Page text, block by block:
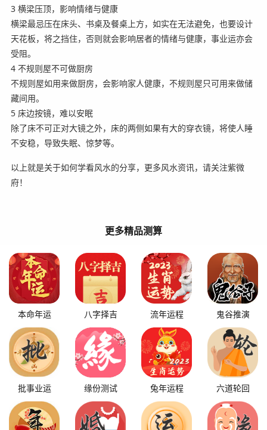
3 横梁压顶，影响情绪与健康
横梁最忌压在床头、书桌及餐桌上方，如实在无法避免，也要设计
天花板，将之挡住，否则就会影响居者的情绪与健康，事业运亦会
受阻。
4 不规则屋不可做厨房
不规则屋如用来做厨房，会影响家人健康，不规则屋只可用来做储
藏间用。
5 床边按镜，难以安眠
除了床不可正对大镜之外，床的两侧如果有大的穿衣镜，将使人睡
不安稳，导致失眠、惊梦等。
以上就是关于如何学看风水的分享，更多风水资讯，请关注紫微
府！
更多精品测算
本命年运 八字择吉 流年运程 鬼谷推演
批事业运 缘份测试 兔年运程 六道轮回